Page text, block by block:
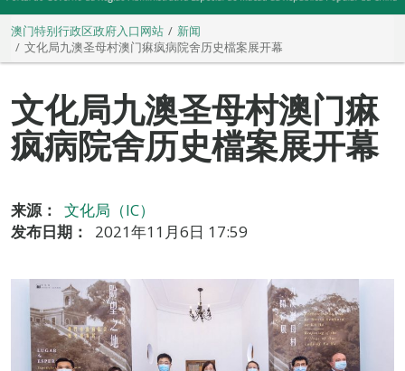
澳门特别行政区政府入口网站
新闻
文化局九澳圣母村澳门痳疯病院舍历史檔案展开幕
文化局九澳圣母村澳门痳
疯病院舍历史檔案展开幕
来源：
文化局（IC）
发布日期：
2021年11月6日 17:59